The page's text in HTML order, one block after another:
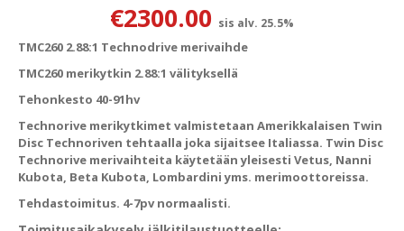
€2300.00 sis alv. 25.5%
TMC260 2.88:1 Technodrive merivaihde
TMC260 merikytkin 2.88:1 välityksellä
Tehonkesto 40-91hv
Technorive merikytkimet valmistetaan Amerikkalaisen Twin
Disc Technoriven tehtaalla joka sijaitsee Italiassa. Twin Disc
Technorive merivaihteita käytetään yleisesti Vetus, Nanni
Kubota, Beta Kubota, Lombardini yms. merimoottoreissa.
Tehdastoimitus. 4-7pv normaalisti.